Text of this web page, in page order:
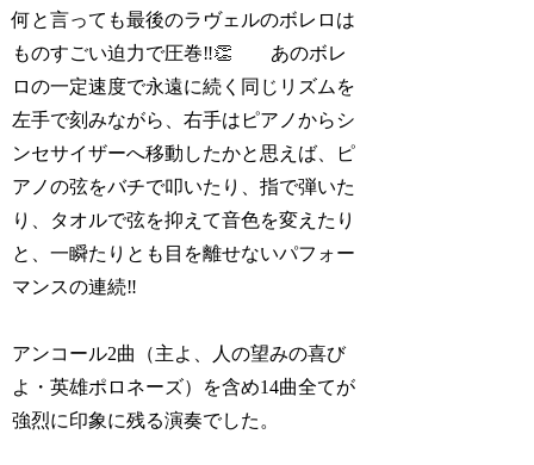
何と言っても最後のラヴェルのボレロは
ものすごい迫力で圧巻‼️👏 あのボレ
ロの一定速度で永遠に続く同じリズムを
左手で刻みながら、右手はピアノからシ
ンセサイザーへ移動したかと思えば、ピ
アノの弦をバチで叩いたり、指で弾いた
り、タオルで弦を抑えて音色を変えたり
と、一瞬たりとも目を離せないパフォー
マンスの連続‼️
アンコール2曲（主よ、人の望みの喜び
よ・英雄ポロネーズ）を含め14曲全てが
強烈に印象に残る演奏でした。